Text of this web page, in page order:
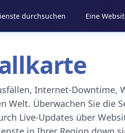
durchsuchen Eine
Internet-Downtime,
Welt. Überwachen Sie die
Live-Updates über